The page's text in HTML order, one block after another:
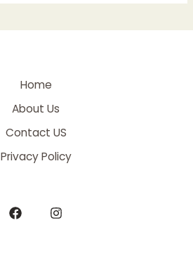
Home
About Us
Contact US
Privacy Policy